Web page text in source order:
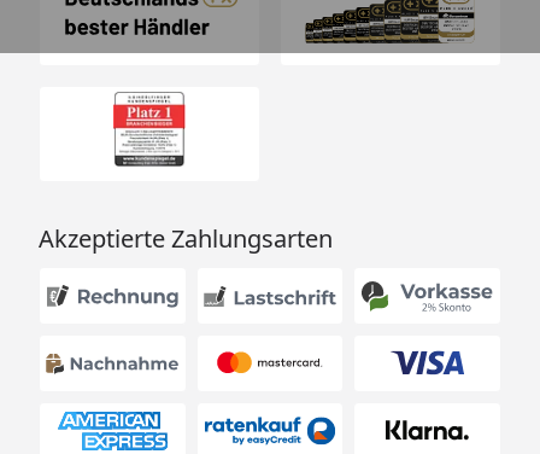
Akzeptierte Zahlungsarten